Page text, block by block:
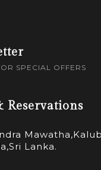
SPECIAL OFFERS
Reservations
Lanka.